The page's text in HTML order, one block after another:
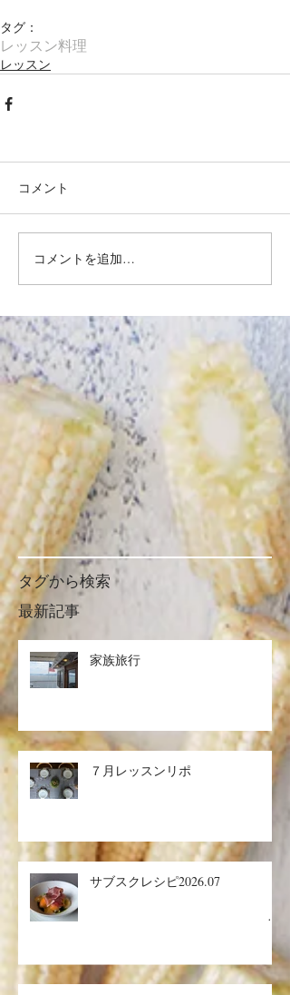
タグ：
レッスン料理
レッスン
コメント
コメントを追加…
タグから検索
最新記事
家族旅行
７月レッスンリポ
サブスクレシピ2026.07
生ハ